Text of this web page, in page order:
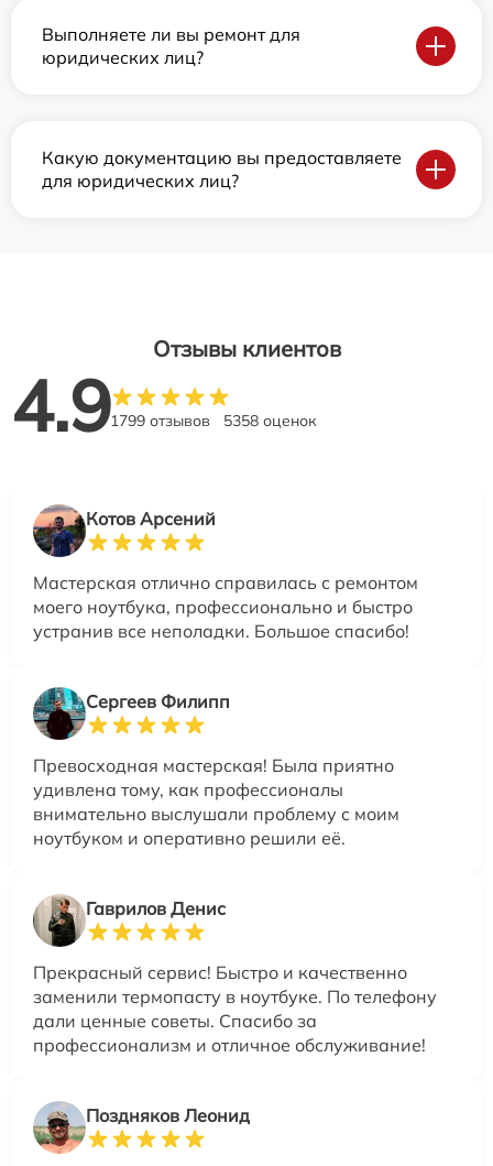
Выполняете ли вы ремонт для
юридических лиц?
Какую документацию вы предоставляете
для юридических лиц?
Отзывы клиентов
4.91799 отзывов 5358 оценок
Котов Арсений
Мастерская отлично справилась с ремонтом
моего ноутбука, профессионально и быстро
устранив все неполадки. Большое спасибо!
Сергеев Филипп
Превосходная мастерская! Была приятно
удивлена тому, как профессионалы
внимательно выслушали проблему с моим
ноутбуком и оперативно решили её.
Гаврилов Денис
Прекрасный сервис! Быстро и качественно
заменили термопасту в ноутбуке. По телефону
дали ценные советы. Спасибо за
профессионализм и отличное обслуживание!
Поздняков Леонид